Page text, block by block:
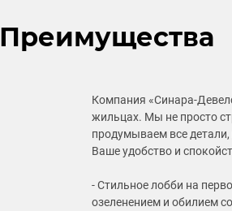
Преимущества
Компания «Синара-
жильцах. Мы не просто
продумываем все
Ваше удобство и
- Стильное лобби на
озеленением и обилием